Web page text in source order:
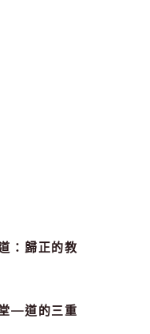
：歸正的教
—道的三重